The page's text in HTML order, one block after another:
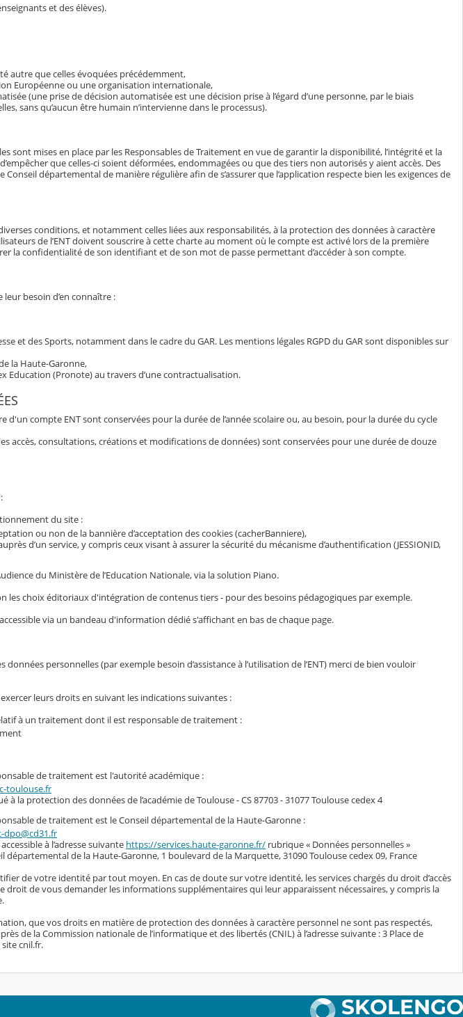
et des élèves).
autre que celles évoquées précédemment,
Européenne ou une organisation internationale,
(une prise de décision automatisée est une décision prise à l’égard d’une personne, par le biais
sans qu’aucun être humain n’intervienne dans le processus).
sont mises en place par les Responsables de Traitement en vue de garantir la disponibilité, l’intégrité et la
que celles-ci soient déformées, endommagées ou que des tiers non autorisés y aient accès. Des
départemental de manière régulière afin de s’assurer que l’application respecte bien les exigences de
conditions, et notamment celles liées aux responsabilités, à la protection des données à caractère
de l’ENT doivent souscrire à cette charte au moment où le compte est activé lors de la première
la confidentialité de son identifiant et de son mot de passe permettant d’accéder à son compte.
besoin d’en connaître :
et des Sports, notamment dans le cadre du GAR. Les mentions légales RGPD du GAR sont disponibles sur
la Haute-Garonne,
Education (Pronote) au travers d’une contractualisation.
d'un compte ENT sont conservées pour la durée de l’année scolaire ou, au besoin, pour la durée du cycle
accès, consultations, créations et modifications de données) sont conservées pour une durée de douze
du site :
ou non de la bannière d’acceptation des cookies (cacherBanniere),
d’un service, y compris ceux visant à assurer la sécurité du mécanisme d’authentification (JESSIONID,
du Ministère de l’Education Nationale, via la solution Piano.
les choix éditoriaux d'intégration de contenus tiers - pour des besoins pédagogiques par exemple.
via un bandeau d'information dédié s'affichant en bas de chaque page.
personnelles (par exemple besoin d’assistance à l’utilisation de l’ENT) merci de bien vouloir
leurs droits en suivant les indications suivantes :
à un traitement dont il est responsable de traitement :
de traitement est l'autorité académique :
toulouse.fr
à la protection des données de l’académie de Toulouse - CS 87703 - 31077 Toulouse cedex 4
de traitement est le Conseil départemental de la Haute-Garonne :
dpo@cd31.fr
à l’adresse suivante https://services.haute-garonne.fr/ rubrique « Données personnelles »
départemental de la Haute-Garonne, 1 boulevard de la Marquette, 31090 Toulouse cedex 09, France
de votre identité par tout moyen. En cas de doute sur votre identité, les services chargés du droit d’accès
droit de vous demander les informations supplémentaires qui leur apparaissent nécessaires, y compris la
que vos droits en matière de protection des données à caractère personnel ne sont pas respectés,
de la Commission nationale de l’informatique et des libertés (CNIL) à l’adresse suivante : 3 Place de
site cnil.fr.